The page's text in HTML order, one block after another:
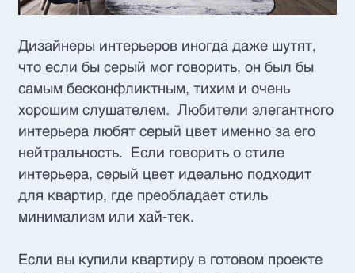
Дизайнеры интерьеров иногда даже шутят,
что если бы серый мог говорить, он был бы
самым бесконфликтным, тихим и очень
хорошим слушателем. Любители элегантного
интерьера любят серый цвет именно за его
нейтральность. Если говорить о стиле
интерьера, серый цвет идеально подходит
для квартир, где преобладает стиль
минимализм или хай-тек.
Если вы купили квартиру в готовом проекте